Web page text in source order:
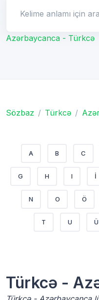
Azərbaycanca - Türkcə
Sözbaz Türkcə
A B C
G H I İ
N O Ö
T U Ü
Türkcə -